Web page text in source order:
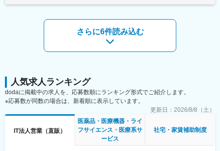
将来的には営業リーダーや事業企画へのステップアップが可能。
顧客提案力と企画力を磨き、事業成長を牽引する役割を担えま
テや医療情報システムで国内トップシェアを誇るヘルスケアソリ
ューション企業。
医療DXや予防領域に注力し、生活者のWell-beingに寄与するサー
ビスを拡大しています。
グローバル展開するPHCグループの安定基盤と挑戦環境を兼ね備
変更の範囲：会社の定める業務
・社内外の関係者との調整、プロジェクト推進
入社後は座学研修や営業同行で業務理解を深め、2ヶ月目以降は担
当営業として活動開始。主体的に動き、課題解決型の提案力を発
す。市場拡大が続く予防医療分野で、顧客課題を起点に新しい価
値を生み出す経験が積める点が特徴です。
ベンチャー的なスピード感の中で、自ら考え動く主体性を発揮で
PHCホールディングスの一員として、安定した基盤と成長性を兼
ド制度による変更あり賃金はあくまでも目安の金額であり、選考
た表記です。
さらに6件読み込む
人気求人ランキング
dodaに掲載中の求人を、応募数順にランキング形式でご紹介します。
※応募数が同数の場合は、新着順に表示しています。
更新日： 2026/8/8（土）
IT法人営業（直販）
医薬品・医療機器・ライ
フサイエンス・医療系サ
ービス
社宅・家賃補助制度